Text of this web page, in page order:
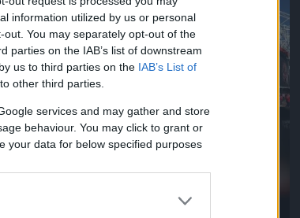
information utilized by us or personal
You may separately opt-out of the
parties on the IAB’s list of downstream
us to third parties on the IAB’s List of
other third parties.
services and may gather and store
behaviour. You may click to grant or
your data for below specified purposes